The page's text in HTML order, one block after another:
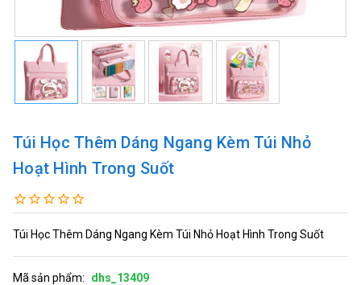
Túi Học Thêm Dáng Ngang Kèm Túi Nhỏ
Hoạt Hình Trong Suốt
Túi Học Thêm Dáng Ngang Kèm Túi Nhỏ Hoạt Hình Trong Suốt
Mã sản phẩm:
dhs_13409